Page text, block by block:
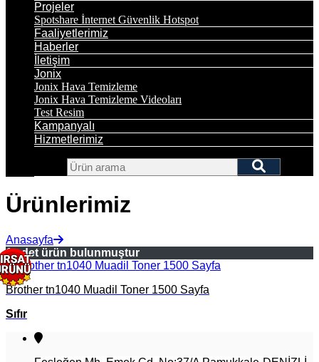
Projeler
Spotshare İnternet Güvenlik Hotspot
Faaliyetlerimiz
Haberler
İletişim
Jonix
Jonix Hava Temizleme
Jonix Hava Temizleme Videoları
Test Resim
Kampanyalı
Hizmetlerimiz
Ürünlerimiz
Anasayfa
1 adet ürün bulunmuştur
Brother tn1040 Muadil Toner 1500 Sayfa
Sıfır